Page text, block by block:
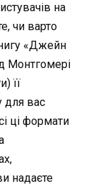
на
чи варто
«Джейн
Монтгомері
її
для вас
ці формати
надаєте